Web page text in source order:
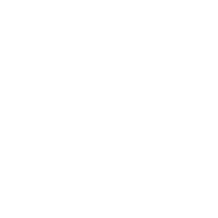
Arasa. Leia nossos conteúdos!
Arasa. Leia nossos conteúdos!